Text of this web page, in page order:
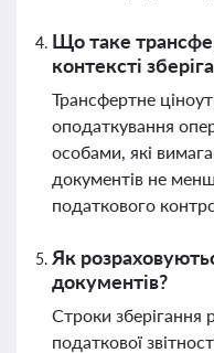
Що таке
контексті
Трансфертне
оподаткування
особами, які
документів не
податкового
Як
документів?
Строки зберігання
податкової